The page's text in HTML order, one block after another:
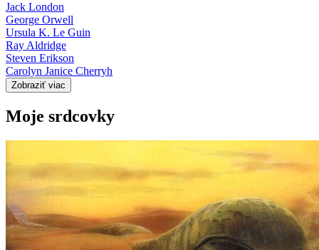
Jack London
George Orwell
Ursula K. Le Guin
Ray Aldridge
Steven Erikson
Carolyn Janice Cherryh
Zobraziť viac
Moje srdcovky